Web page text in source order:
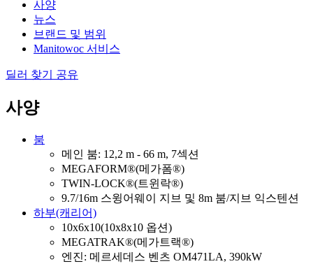
사양
뉴스
브랜드 및 범위
Manitowoc 서비스
딜러 찾기 공유
사양
붐
메인 붐: 12,2 m - 66 m, 7섹션
MEGAFORM®(메가폼®)
TWIN-LOCK®(트윈락®)
9.7/16m 스윙어웨이 지브 및 8m 붐/지브 익스텐션
하부(캐리어)
10x6x10(10x8x10 옵션)
MEGATRAK®(메가트랙®)
엔진: 메르세데스 벤츠 OM471LA, 390kW